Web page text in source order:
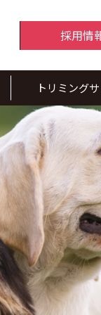
採用情
トリミング